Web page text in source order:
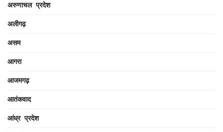
अरुणाचल प्रदेश
अलीगढ़
असम
आगरा
आजमगढ़
आतंकवाद
आंध्र प्रदेश